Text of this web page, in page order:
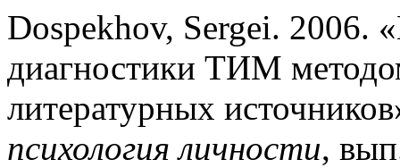
Dospekhov, Sergei. 2006.
диагностики ТИМ
литературных
психология личности,